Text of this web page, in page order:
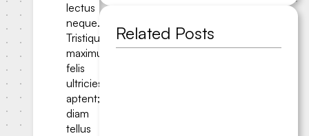
lectus
neque.
Tristique
maximus
felis
ultricies
aptent;
diam
tellus
Related Posts